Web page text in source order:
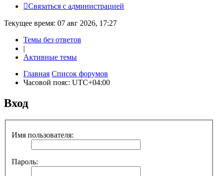
Связаться с администрацией
Текущее время: 07 авг 2026, 17:27
Темы без ответов
|
Активные темы
Главная Список форумов
Часовой пояс: UTC+04:00
Вход
Имя пользователя:
Пароль: